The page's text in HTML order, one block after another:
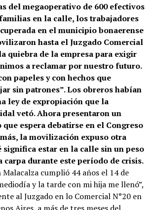
del megaoperativo de 600 efectivos
en la calle, los trabajadores
en el municipio bonaerense
hasta el Juzgado Comercial
quiebra de la empresa para exigir
a reclamar por nuestro futuro.
papeles y con hechos que
sin patrones”. Los obreros habían
ley de expropiación que la
vetó. Ahora presentaron un
espera debatirse en el Congreso
la movilización expuso otra
significa estar en la calle sin un peso
carpa durante este período de crisis.
cumplió 44 años el 14 de
y la tarde con mi hija me llenó”,
al Juzgado en lo Comercial N°20 en